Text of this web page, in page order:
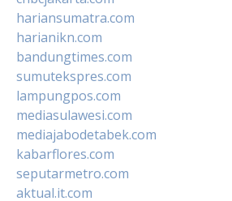
hariansumatra.com
harianikn.com
bandungtimes.com
sumutekspres.com
lampungpos.com
mediasulawesi.com
mediajabodetabek.com
kabarflores.com
seputarmetro.com
aktual.it.com